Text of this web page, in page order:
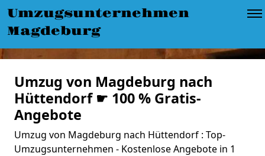
Umzugsunternehmen
Magdeburg
Umzug von Magdeburg nach
Hüttendorf ☛ 100 % Gratis-
Angebote
Umzug von Magdeburg nach Hüttendorf : Top-
Umzugsunternehmen - Kostenlose Angebote in 1